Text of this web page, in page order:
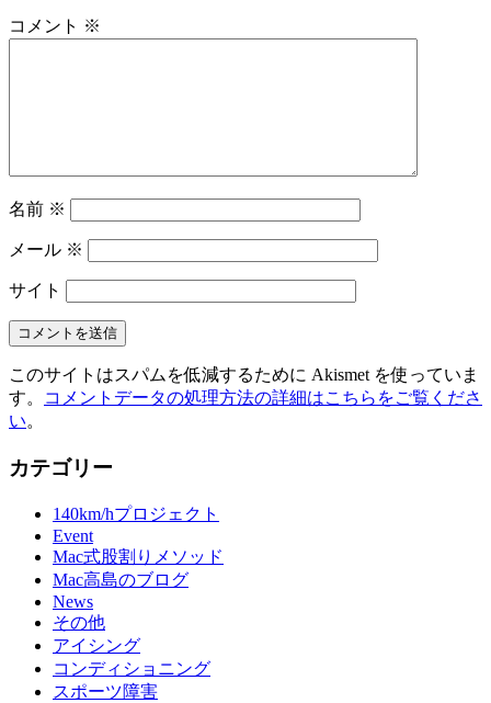
コメント ※
名前 ※
メール ※
サイト
このサイトはスパムを低減するために Akismet を使っていま
す。
コメントデータの処理方法の詳細はこちらをご覧くださ
い。
カテゴリー
140km/hプロジェクト
Event
Mac式股割りメソッド
Mac高島のブログ
News
その他
アイシング
コンディショニング
スポーツ障害